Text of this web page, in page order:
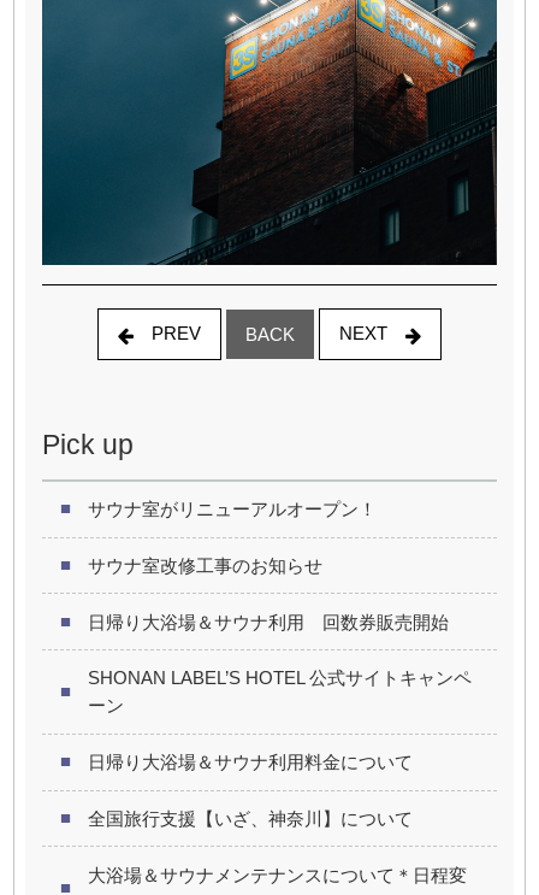
PREV BACK NEXT
Pick up
サウナ室がリニューアルオープン！
サウナ室改修工事のお知らせ
日帰り大浴場＆サウナ利用 回数券販売開始
SHONAN LABEL’S HOTEL 公式サイトキャンペ
ーン
日帰り大浴場＆サウナ利用料金について
全国旅行支援【いざ、神奈川】について
大浴場＆サウナメンテナンスについて＊日程変